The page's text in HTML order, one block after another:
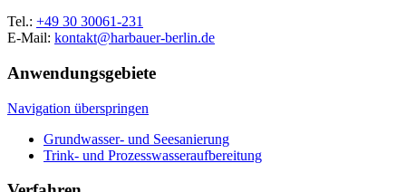
Tel.: +49 30 30061-231
E-Mail: kontakt@harbauer-berlin.de
Anwendungsgebiete
Navigation überspringen
Grundwasser- und Seesanierung
Trink- und Prozesswasseraufbereitung